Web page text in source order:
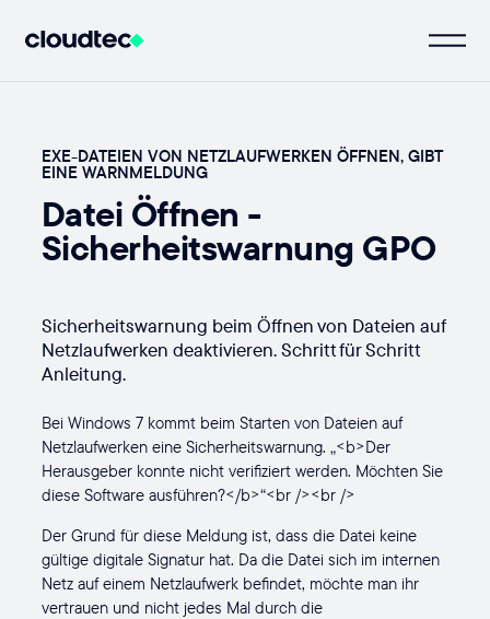
EXE-DATEIEN VON NETZLAUFWERKEN ÖFFNEN, GIBT
EINE WARNMELDUNG
Datei Öffnen -
Sicherheitswarnung GPO
Sicherheitswarnung beim Öffnen von Dateien auf
Netzlaufwerken deaktivieren. Schritt für Schritt
Anleitung.
Bei Windows 7 kommt beim Starten von Dateien auf
Netzlaufwerken eine Sicherheitswarnung. „<b>Der
Herausgeber konnte nicht verifiziert werden. Möchten Sie
diese Software ausführen?</b>“<br /><br />
Der Grund für diese Meldung ist, dass die Datei keine
gültige digitale Signatur hat. Da die Datei sich im internen
Netz auf einem Netzlaufwerk befindet, möchte man ihr
vertrauen und nicht jedes Mal durch die